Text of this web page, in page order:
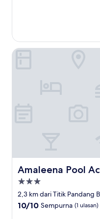
ulasan)
Amaleena Pool
Amaleena Pool Access,
Properti
bintang
3.0
2,3 km dari Titik Pandang
10.0
10/10 Sempurna (1 ulasan)
Amaleena Pool Access,